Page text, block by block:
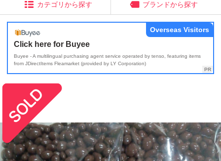
カテゴリから探す ブランドから探す
Click here for Buyee
Buyee - A multilingual purchasing agent service operated by tenso, featuring items
from JDirectItems Fleamarket (provided by LY Corporation)
Overseas Visitors